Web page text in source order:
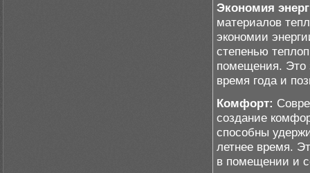
Экономия
материалов
экономии
степенью
помещения. Это
время года и
Комфорт:
создание
способны
летнее время.
в помещении и